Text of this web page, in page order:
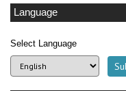
Language
Select Language